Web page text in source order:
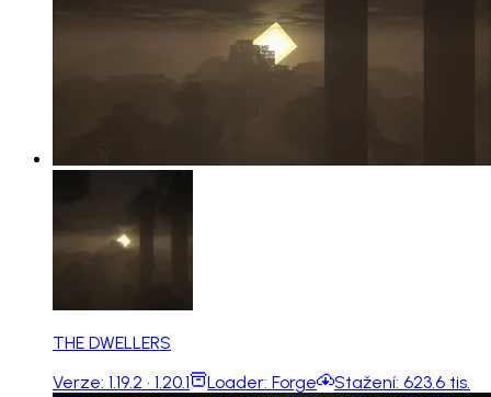
THE DWELLERS
Verze: 1.19.2 · 1.20.1 Loader: Forge Stažení: 623.6 tis.